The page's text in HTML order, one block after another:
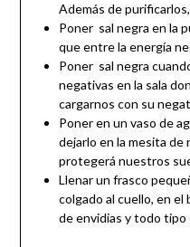
Además de
Poner sal negra en la
que entre la energía
Poner sal negra
negativas en la sala
cargarnos con su
Poner en un vaso de
dejarlo en la mesita de
protegerá nuestros
Llenar un frasco
colgado al cuello, en
de envidias y todo tipo